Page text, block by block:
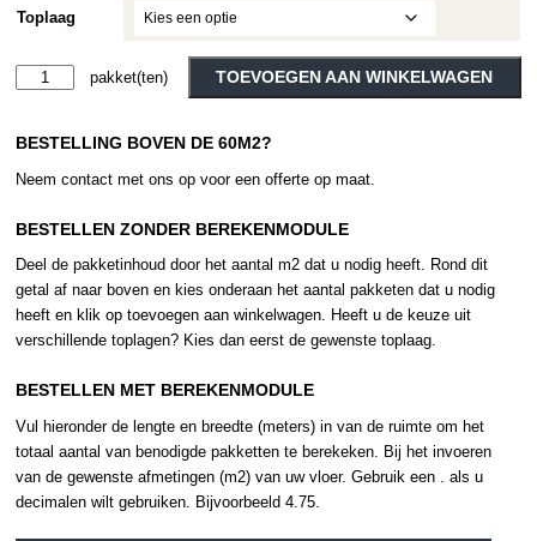
Toplaag
Tarkett
-
Rustic
-
aantal
TOEVOEGEN AAN WINKELWAGEN
BESTELLING BOVEN DE 60M2?
Neem contact met ons op voor een offerte op maat.
BESTELLEN ZONDER BEREKENMODULE
Deel de pakketinhoud door het aantal m2 dat u nodig heeft. Rond dit
getal af naar boven en kies onderaan het aantal pakketen dat u nodig
heeft en klik op toevoegen aan winkelwagen. Heeft u de keuze uit
verschillende toplagen? Kies dan eerst de gewenste toplaag.
BESTELLEN MET BEREKENMODULE
Vul hieronder de lengte en breedte (meters) in van de ruimte om het
totaal aantal van benodigde pakketten te berekeken. Bij het invoeren
van de gewenste afmetingen (m2) van uw vloer. Gebruik een . als u
decimalen wilt gebruiken. Bijvoorbeeld 4.75.